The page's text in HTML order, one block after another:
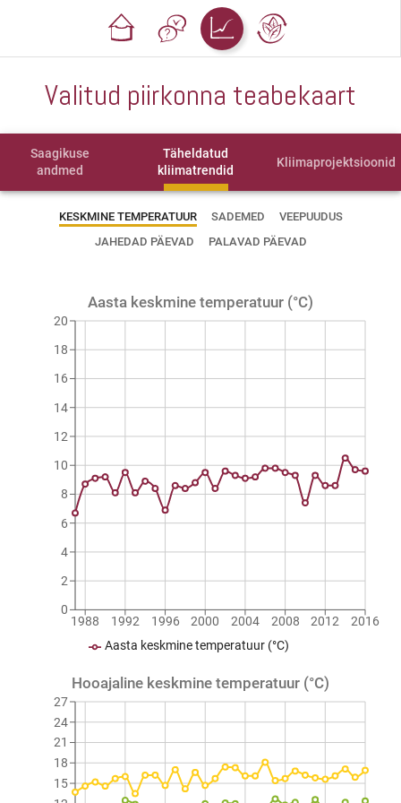
Valitud piirkonna teabekaart
Saagikuse
andmed
Täheldatud
kliimatrendid
Kliimaprojektsioonid
KESKMINE TEMPERATUUR SADEMED
VEEPUUDUS
JAHEDAD PÄEVAD
PALAVAD PÄEVAD
Aasta keskmine temperatuur (°C)
1988 1992 1996 2000 2004 2008 2012 2016
0
2
4
6
8
10
12
14
16
18
20
Aasta keskmine temperatuur (°C)
Hooajaline keskmine temperatuur (°C)
15
18
21
24
27